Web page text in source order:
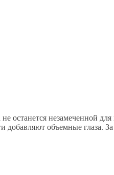
останется незамеченной
объемные глаза.